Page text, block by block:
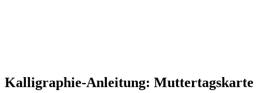
Kalligraphie-Anleitung: Muttertagskarte